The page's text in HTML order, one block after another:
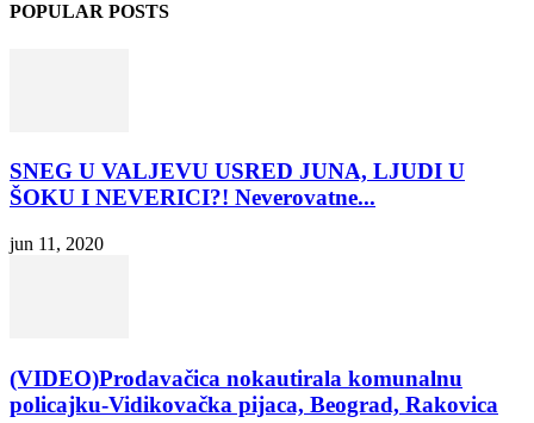
POPULAR POSTS
SNEG U VALJEVU USRED JUNA, LJUDI U
ŠOKU I NEVERICI?! Neverovatne...
jun 11, 2020
(VIDEO)Prodavačica nokautirala komunalnu
policajku-Vidikovačka pijaca, Beograd, Rakovica